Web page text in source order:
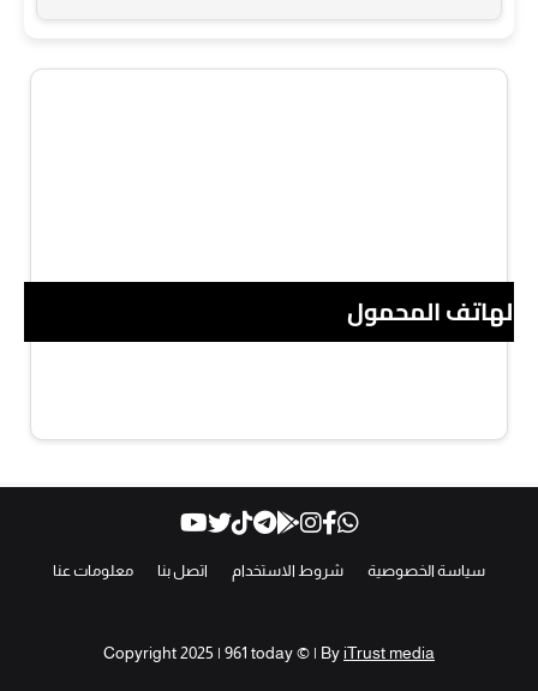
الهاتف المحمول
سياسة الخصوصية شروط الاستخدام اتصل بنا معلومات عنا
Copyright 2025 | 961 today © | By iTrust media